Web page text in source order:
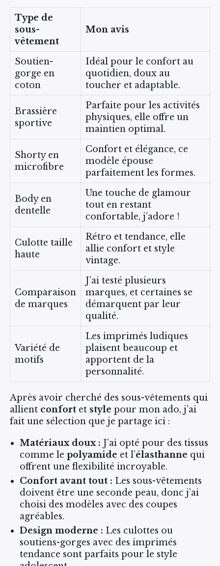
Type de
sous-
vêtement
Mon avis
Soutien-
gorge en
coton
Idéal pour le confort au
quotidien, doux au
toucher et adaptable.
Brassière
sportive
Parfaite pour les activités
physiques, elle offre un
maintien optimal.
Shorty en
microfibre
Confort et élégance, ce
modèle épouse
parfaitement les formes.
Body en
dentelle
Une touche de glamour
tout en restant
confortable, j’adore !
Culotte taille
haute
Rétro et tendance, elle
allie confort et style
vintage.
Comparaison
de marques
J’ai testé plusieurs
marques, et certaines se
démarquent par leur
qualité.
Variété de
motifs
Les imprimés ludiques
plaisent beaucoup et
apportent de la
personnalité.
Après avoir cherché des sous-vêtements qui
allient confort et style pour mon ado, j’ai
fait une sélection que je partage ici :
Matériaux doux : J’ai opté pour des tissus
comme le polyamide et l’élasthanne qui
offrent une flexibilité incroyable.
Confort avant tout : Les sous-vêtements
doivent être une seconde peau, donc j’ai
choisi des modèles avec des coupes
agréables.
Design moderne : Les culottes ou
soutiens-gorges avec des imprimés
tendance sont parfaits pour le style